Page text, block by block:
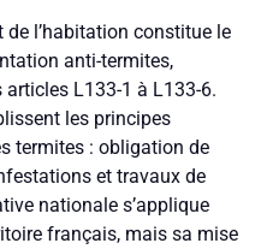
l’habitation constitue le
anti-termites,
L133-1 à L133-6.
les principes
termites : obligation de
et travaux de
nationale s’applique
français, mais sa mise